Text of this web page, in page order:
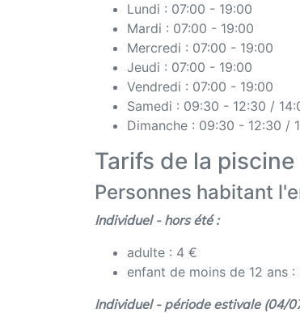
Lundi : 07:00 - 19:00
Mardi : 07:00 - 19:00
Mercredi : 07:00 - 19:00
Jeudi : 07:00 - 19:00
Vendredi : 07:00 - 19:00
Samedi : 09:30 - 12:30 /
Dimanche : 09:30 - 12:30 /
Tarifs de la piscine
Personnes habitant
Individuel - hors été :
adulte : 4 €
enfant de moins de 12 ans :
Individuel - période estivale (04/